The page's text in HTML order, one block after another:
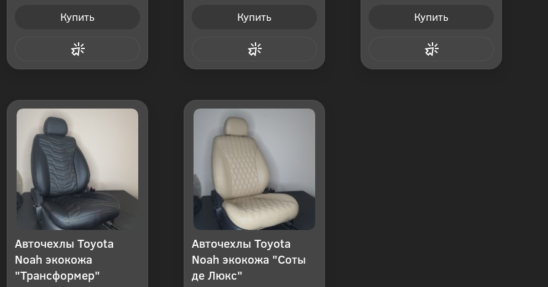
Купить Купить Купить
Авточехлы Toyota
Noah экокожа
"Трансформер"
Авточехлы Toyota
Noah экокожа "Соты
де Люкс"